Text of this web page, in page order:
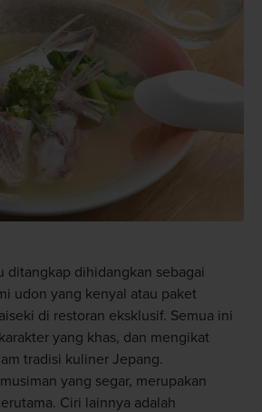
ditangkap dihidangkan sebagai
udon yang kenyal atau paket
di restoran eksklusif. Semua ini
yang khas, dan mengikat
tradisi kuliner Jepang.
yang segar, merupakan
Ciri lainnya adalah